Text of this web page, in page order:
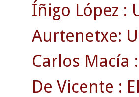
Íñigo López :
Aurtenetxe:
Carlos Macía
De Vicente :